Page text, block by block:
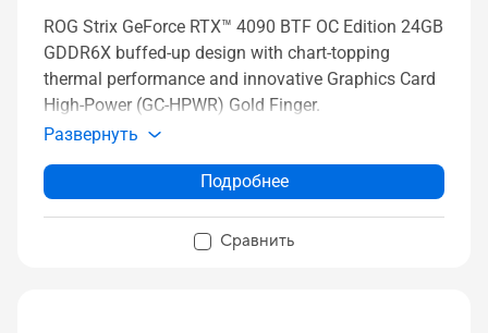
ROG Strix GeForce RTX™ 4090 BTF OC Edition 24GB
GDDR6X buffed-up design with chart-topping
thermal performance and innovative Graphics Card
High-Power (GC-HPWR) Gold Finger.
Развернуть
Подробнее
Сравнить